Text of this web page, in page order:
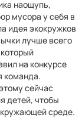
наощупь,
мусора у себя в
идея экокружков
лучше всего
на конкурсе
команда.
сейчас
детей, чтобы
среде.